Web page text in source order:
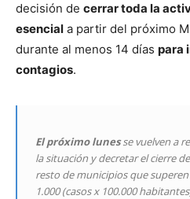
decisión de cerrar toda la
esencial a partir del próximo
durante al menos 14 días para
contagios.
El próximo lunesse vuelven a
la situación y decretar el cierre
resto de municipios que
1.000 (casos x 100.000